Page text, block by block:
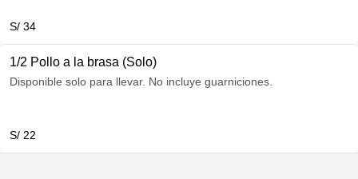
S/ 34
1/2 Pollo a la brasa (Solo)
Disponible solo para llevar. No incluye guarniciones.
S/ 22